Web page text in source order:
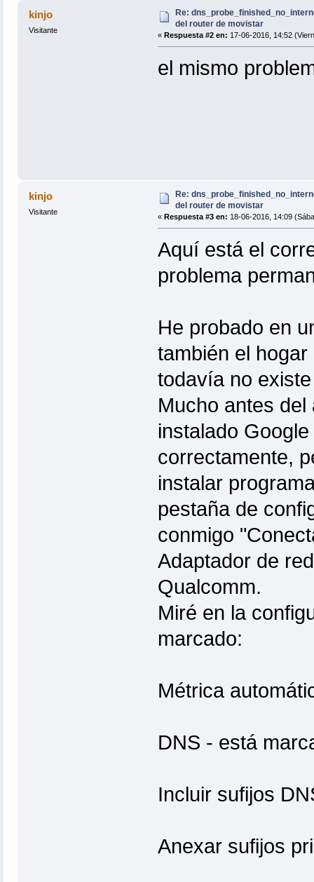
kinjo
Visitante
Re:
del router de movistar
« Respuesta #2 en: 17-06-2016, 14:52
el mismo
kinjo
Visitante
Re:
del router de movistar
« Respuesta #3 en: 18-06-2016, 14:09
Aquí está el
problema
He probado en
también el
todavía no
Mucho antes
instalado
correctamente,
instalar
pestaña de
conmigo
Adaptador de
Qualcomm.
Miré en la
marcado:
Métrica
DNS - está
Incluir sufijos
Anexar sufijos